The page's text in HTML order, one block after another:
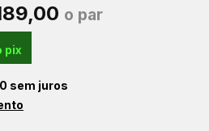
O
R$ 189,00.
o par
pix
sem juros